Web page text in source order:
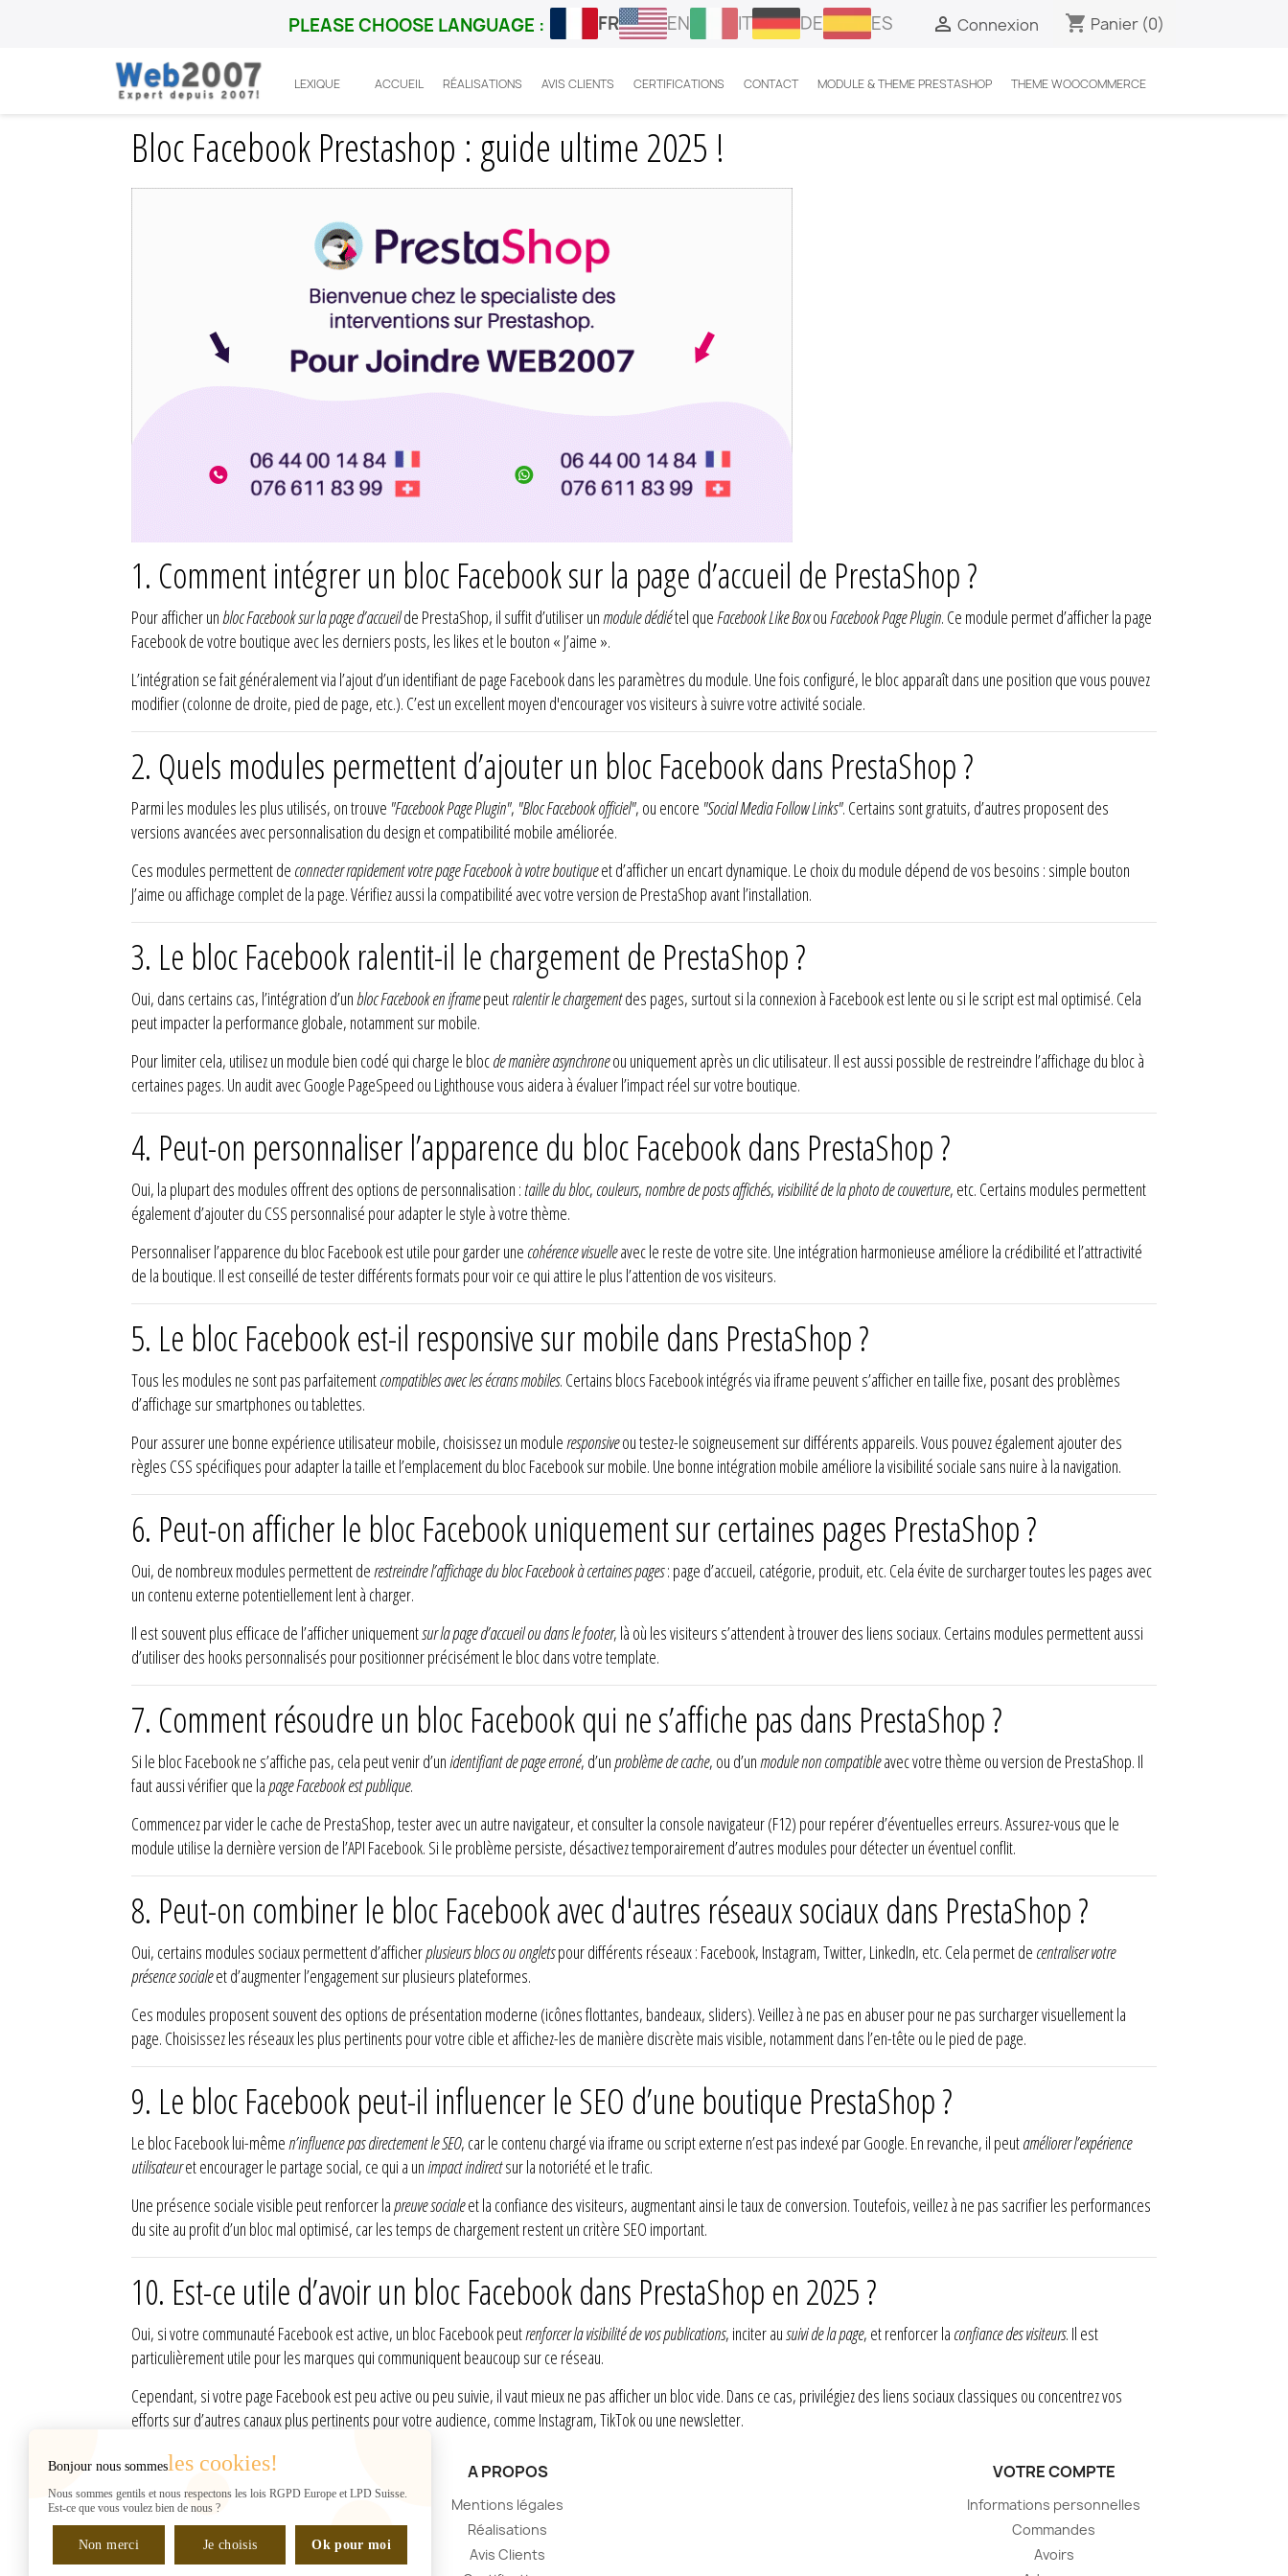
PLEASE CHOOSE LANGUAGE : FR EN IT DE ES  Connexion shopping_cart Panier (0)
LEXIQUE ACCUEIL RÉALISATIONS AVIS CLIENTS CERTIFICATIONS CONTACT MODULE & THEME PRESTASHOP THEME WOOCOMMERCE
Accueil Prestashop
Bloc Facebook Prestashop : guide ultime 2025 !
1. Comment intégrer un bloc Facebook sur la page d’accueil de PrestaShop ?
Pour afficher unbloc Facebook sur la page d’accueilde PrestaShop, il suffit d’utiliser unmodule dédiétel queFacebook Like BoxouFacebook Page Plugin. Ce module permet d’afficher la page
Facebook de votre boutique avec les derniers posts, les likes et le bouton « J’aime ».
L’intégration se fait généralement via l’ajout d’un identifiant de page Facebook dans les paramètres du module. Une fois configuré, le bloc apparaît dans une position que vous pouvez
modifier (colonne de droite, pied de page, etc.). C’est un excellent moyen d'encourager vos visiteurs à suivre votre activité sociale.
2. Quels modules permettent d’ajouter un bloc Facebook dans PrestaShop ?
Parmi les modules les plus utilisés, on trouve "Facebook Page Plugin", "Bloc Facebook officiel", ou encore "Social Media Follow Links". Certains sont gratuits, d’autres proposent des
versions avancées avec personnalisation du design et compatibilité mobile améliorée.
Ces modules permettent de connecter rapidement votre page Facebook à votre boutiqueet d’afficher un encart dynamique. Le choix du module dépend de vos besoins : simple bouton
J’aime ou affichage complet de la page. Vérifiez aussi la compatibilité avec votre version de PrestaShop avant l’installation.
3. Le bloc Facebook ralentit-il le chargement de PrestaShop ?
Oui, dans certains cas, l’intégration d’unbloc Facebook en iframepeutralentir le chargementdes pages, surtout si la connexion à Facebook est lente ou si le script est mal optimisé. Cela
peut impacter la performance globale, notamment sur mobile.
Pour limiter cela, utilisez un module bien codé qui charge le blocde manière asynchroneou uniquement après un clic utilisateur. Il est aussi possible de restreindre l’affichage du bloc à
certaines pages. Un audit avec Google PageSpeed ou Lighthouse vous aidera à évaluer l’impact réel sur votre boutique.
4. Peut-on personnaliser l’apparence du bloc Facebook dans PrestaShop ?
Oui, la plupart des modules offrent des options de personnalisation :taille du bloc, couleurs,nombre de posts affichés, visibilité de la photo de couverture, etc. Certains modules permettent
également d’ajouter du CSS personnalisé pour adapter le style à votre thème.
Personnaliser l’apparence du bloc Facebook est utile pour garder une cohérence visuelleavec le reste de votre site. Une intégration harmonieuse améliore la crédibilité et l’attractivité
de la boutique. Il est conseillé de tester différents formats pour voir ce qui attire le plus l’attention de vos visiteurs.
5. Le bloc Facebook est-il responsive sur mobile dans PrestaShop ?
Tous les modules ne sont pas parfaitementcompatibles avec les écrans mobiles. Certains blocs Facebook intégrés via iframe peuvent s’afficher en taille fixe, posant des problèmes
d’affichage sur smartphones ou tablettes.
Pour assurer une bonne expérience utilisateur mobile, choisissez un moduleresponsiveou testez-le soigneusement sur différents appareils. Vous pouvez également ajouter des
règles CSS spécifiques pour adapter la taille et l’emplacement du bloc Facebook sur mobile. Une bonne intégration mobile améliore la visibilité sociale sans nuire à la navigation.
6. Peut-on afficher le bloc Facebook uniquement sur certaines pages PrestaShop ?
Oui, de nombreux modules permettent derestreindre l’affichage du bloc Facebook à certaines pages: page d’accueil, catégorie, produit, etc. Cela évite de surcharger toutes les pages avec
un contenu externe potentiellement lent à charger.
Il est souvent plus efficace de l’afficher uniquementsur la page d’accueil ou dans le footer, là où les visiteurs s’attendent à trouver des liens sociaux. Certains modules permettent aussi
d’utiliser des hooks personnalisés pour positionner précisément le bloc dans votre template.
7. Comment résoudre un bloc Facebook qui ne s’affiche pas dans PrestaShop ?
Si le bloc Facebook ne s’affiche pas, cela peut venir d’unidentifiant de page erroné, d’unproblème de cache, ou d’unmodule non compatibleavec votre thème ou version de PrestaShop. Il
faut aussi vérifier que lapage Facebook est publique.
Commencez par vider le cache de PrestaShop, tester avec un autre navigateur, et consulter la console navigateur (F12) pour repérer d’éventuelles erreurs. Assurez-vous que le
module utilise la dernière version de l’API Facebook. Si le problème persiste, désactivez temporairement d’autres modules pour détecter un éventuel conflit.
8. Peut-on combiner le bloc Facebook avec d'autres réseaux sociaux dans PrestaShop ?
Oui, certains modules sociaux permettent d’afficherplusieurs blocs ou ongletspour différents réseaux : Facebook, Instagram, Twitter, LinkedIn, etc. Cela permet de centraliser votre
présence socialeet d’augmenter l’engagement sur plusieurs plateformes.
Ces modules proposent souvent des options de présentation moderne (icônes flottantes, bandeaux, sliders). Veillez à ne pas en abuser pour ne pas surcharger visuellement la
page. Choisissez les réseaux les plus pertinents pour votre cible et affichez-les de manière discrète mais visible, notamment dans l’en-tête ou le pied de page.
9. Le bloc Facebook peut-il influencer le SEO d’une boutique PrestaShop ?
Le bloc Facebook lui-mêmen’influence pas directement le SEO, car le contenu chargé via iframe ou script externe n’est pas indexé par Google. En revanche, il peutaméliorer l’expérience
utilisateuret encourager le partage social, ce qui a unimpact indirectsur la notoriété et le trafic.
Une présence sociale visible peut renforcer lapreuve socialeet la confiance des visiteurs, augmentant ainsi le taux de conversion. Toutefois, veillez à ne pas sacrifier les performances
du site au profit d’un bloc mal optimisé, car les temps de chargement restent un critère SEO important.
10. Est-ce utile d’avoir un bloc Facebook dans PrestaShop en 2025 ?
Oui, si votre communauté Facebook est active, un bloc Facebook peutrenforcer la visibilité de vos publications, inciter ausuivi de la page, et renforcer la confiance des visiteurs. Il est
particulièrement utile pour les marques qui communiquent beaucoup sur ce réseau.
Cependant, si votre page Facebook est peu active ou peu suivie, il vaut mieux ne pas afficher un bloc vide. Dans ce cas, privilégiez des liens sociaux classiques ou concentrez vos
efforts sur d’autres canaux plus pertinents pour votre audience, comme Instagram, TikTok ou une newsletter.
INFORMATIONS
Web2007
Rue de Chantepoulet 10
(sur RDV UNIQUEMENT)
1201 Genève
Suisse
A PROPOS
Mentions légales
Réalisations
Avis Clients
VOTRE COMPTE
Informations personnelles
Commandes
Avoirs
Bonjour nous sommesles cookies!
Nous sommes gentils et nous respectons les lois RGPD Europe et LPD Suisse.
Est-ce que vous voulez bien de nous ?
Non merci Je choisis Ok pour moi